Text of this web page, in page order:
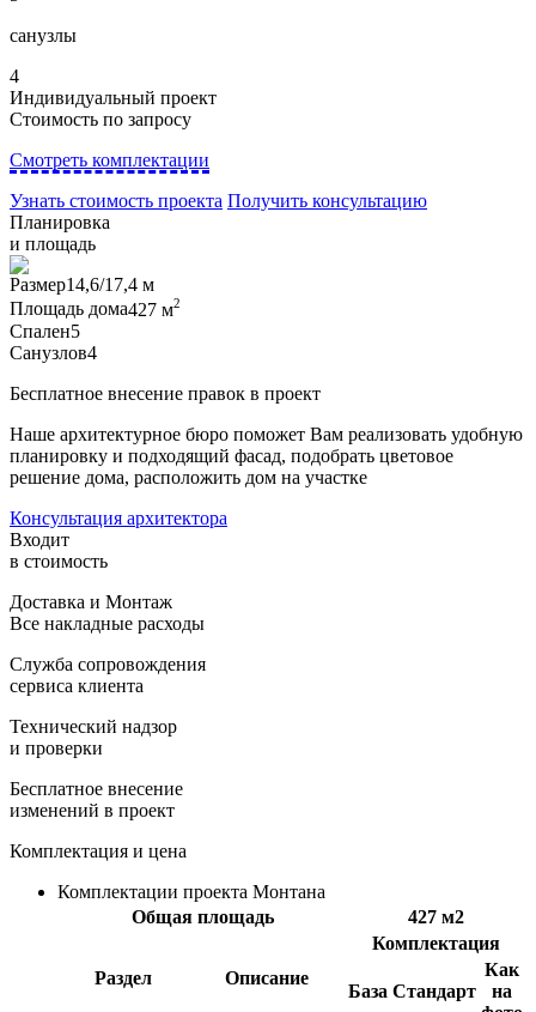
санузлы
4
Индивидуальный проект
Стоимость по запросу
Смотреть комплектации
Узнать стоимость проекта Получить консультацию
Планировка
и площадь
Размер14,6/17,4 м
Площадь дома427 м2
Спален5
Санузлов4
Бесплатное внесение правок в проект
Наше архитектурное бюро поможет Вам реализовать удобную
планировку и подходящий фасад, подобрать цветовое
решение дома, расположить дом на участке
Консультация архитектора
Входит
в стоимость
Доставка и Монтаж
Все накладные расходы
Служба сопровождения
сервиса клиента
Технический надзор
и проверки
Бесплатное внесение
изменений в проект
Комплектация и цена
Комплектации проекта Монтана
Общая площадь
427 м2
Раздел Описание
Комплектация
База Стандарт
Как
на